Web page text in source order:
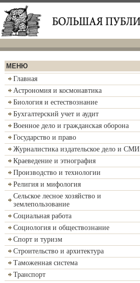
МЕНЮ
Главная
Астрономия и космонавтика
Биология и естествознание
Бухгалтерский учет и аудит
Военное дело и гражданская оборона
Государство и право
Журналистика издательское дело и СМИ
Краеведение и этнография
Производство и технологии
Религия и мифология
Сельское лесное хозяйство и
землепользование
Социальная работа
Социология и обществознание
Спорт и туризм
Строительство и архитектура
Таможенная система
Транспорт